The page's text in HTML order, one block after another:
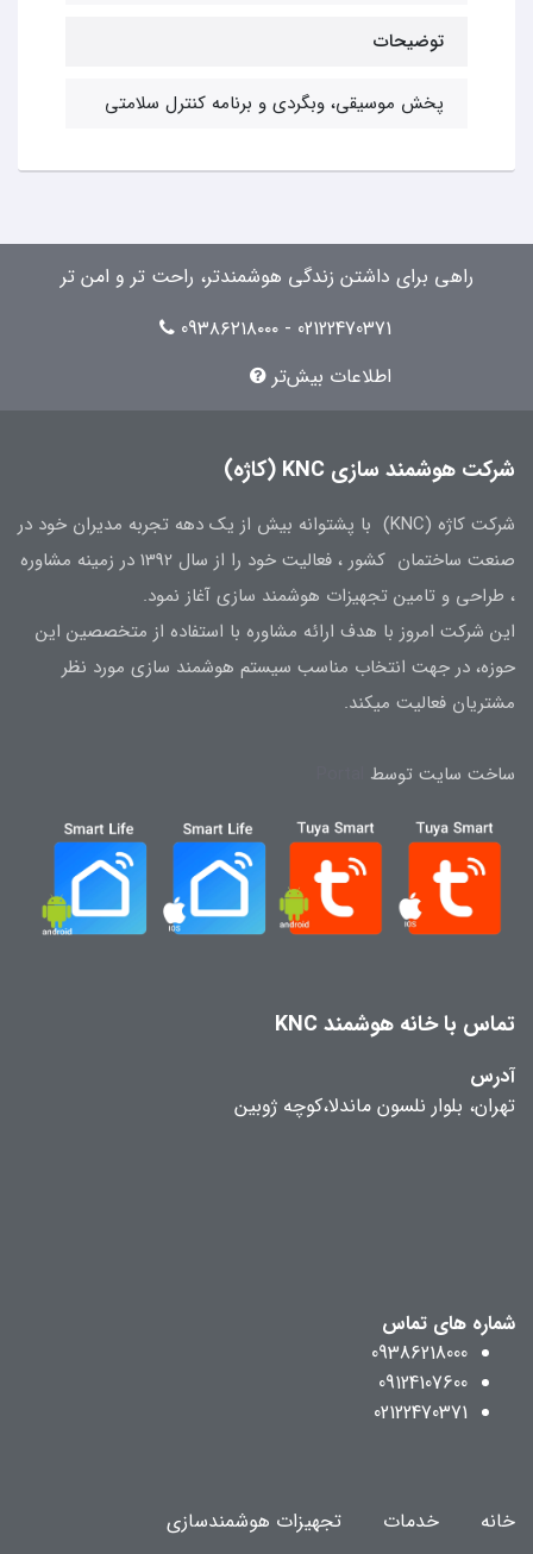
توضیحات
پخش موسیقی، وبگردی و برنامه کنترل سلامتی
راهی برای داشتن زندگی هوشمندتر، راحت تر و امن تر
02122470371 - 09۳۸۶۲۱۸۰۰۰
اطلاعات بیش‌تر
شرکت هوشمند سازی KNC (کاژه)
شرکت کاژه (KNC) با پشتوانه بیش از یک دهه تجربه مدیران خود در
صنعت ساختمان کشور ، فعالیت خود را از سال 1392 در زمینه مشاوره
، طراحی و تامین تجهیزات هوشمند سازی آغاز نمود.
این شرکت امروز با هدف ارائه مشاوره با استفاده از متخصصین این
حوزه، در جهت انتخاب مناسب سیستم هوشمند سازی مورد نظر
مشتریان فعالیت میکند.
ساخت سایت توسط
تماس با خانه هوشمند KNC
آدرس
تهران، بلوار نلسون ماندلا،کوچه ژوبین
شماره های تماس
09386218000
09124107600
02122470371
خانه خدمات تجهیزات هوشمندسازی